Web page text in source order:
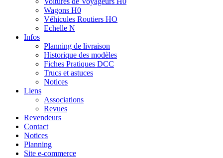
Wagons H0
Véhicules Routiers HO
Echelle N
Infos
Planning de livraison
Historique des modèles
Fiches Pratiques DCC
Trucs et astuces
Notices
Liens
Associations
Revues
Revendeurs
Contact
Notices
Planning
Site e-commerce